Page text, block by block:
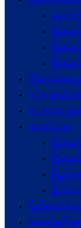
နောက်
ငြိမ်းခ
ငြိမ်း
ငြိမ်း
ငြိမ်းချမ်းရေ
NCA အခမ်းအ
NCA စာချုပ်
သတင်းများ
ငြိမ်း
ငြိမ်းခ
ပြည်တွ
နိုင်ငံတ
ပြည်ထောင်
ဆောင်ရွက်ချ